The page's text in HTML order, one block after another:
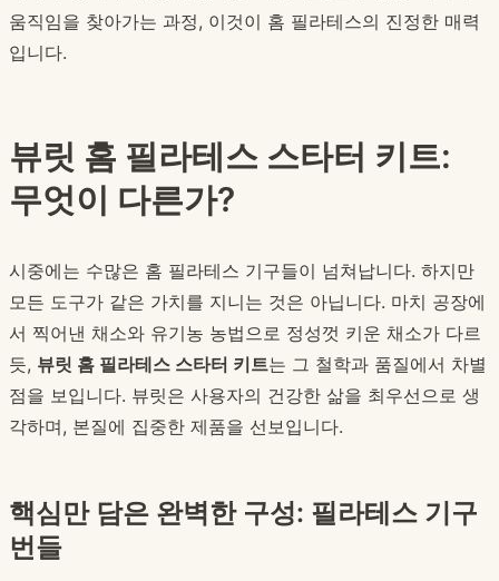
움직임을 찾아가는 과정, 이것이 홈 필라테스의 진정한 매력
입니다.
뷰릿 홈 필라테스 스타터 키트:
무엇이 다른가?
시중에는 수많은 홈 필라테스 기구들이 넘쳐납니다. 하지만
모든 도구가 같은 가치를 지니는 것은 아닙니다. 마치 공장에
서 찍어낸 채소와 유기농 농법으로 정성껏 키운 채소가 다르
듯, 뷰릿 홈 필라테스 스타터 키트는 그 철학과 품질에서 차별
점을 보입니다. 뷰릿은 사용자의 건강한 삶을 최우선으로 생
각하며, 본질에 집중한 제품을 선보입니다.
핵심만 담은 완벽한 구성: 필라테스 기구
번들